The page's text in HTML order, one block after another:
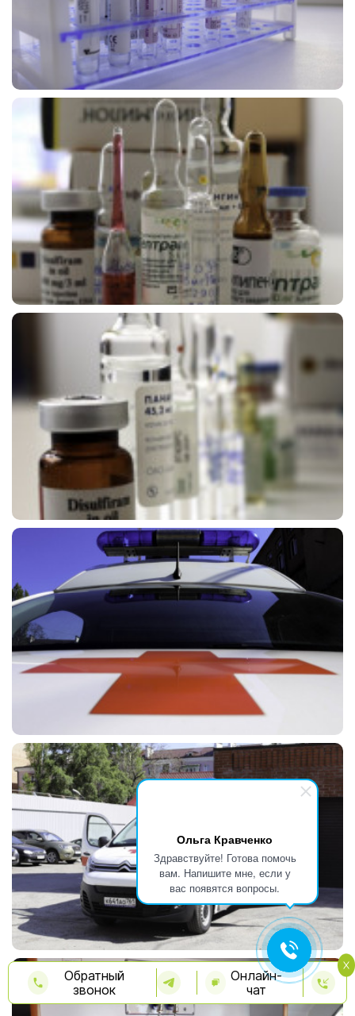
Ольга Кравченко
Здравствуйте! Готова помочь
вам. Напишите мне, если у
вас появятся вопросы.
Обратный
звонок
Онлайн-
чат